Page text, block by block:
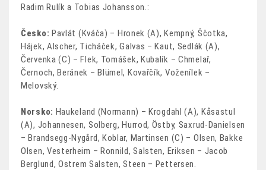
Radim Rulík a Tobias Johansson.:
Česko: Pavlát (Kváča) – Hronek (A), Kempný, Ščotka,
Hájek, Alscher, Ticháček, Galvas – Kaut, Sedlák (A),
Červenka (C) – Flek, Tomášek, Kubalík – Chmelař,
Černoch, Beránek – Blümel, Kovařčík, Voženílek –
Melovský.
Norsko: Haukeland (Normann) – Krogdahl (A), Kåsastul
(A), Johannesen, Solberg, Hurrod, Östby, Saxrud-Danielsen
– Brandsegg-Nygård, Koblar, Martinsen (C) – Olsen, Bakke
Olsen, Vesterheim – Ronnild, Salsten, Eriksen – Jacob
Berglund, Ostrem Salsten, Steen – Pettersen.